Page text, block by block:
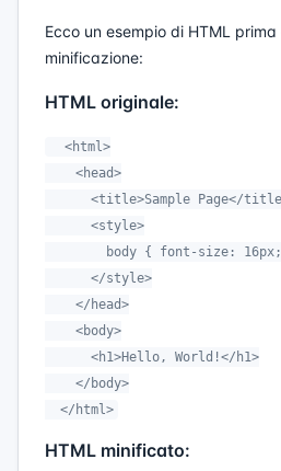
Ecco un esempio di HTML
minificazione:
HTML originale:
  <html>
    <head>
<title>Sample Page</
      <style>
body { font-size:
      </style>
    </head>
    <body>
      <h1>Hello, World!</h1>
    </body>
  </html>
HTML minificato: